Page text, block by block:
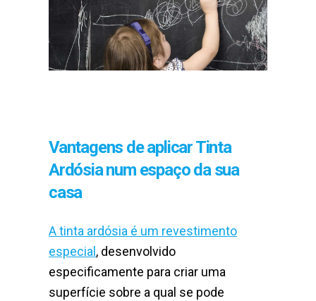
Vantagens de aplicar Tinta
Ardósia num espaço da sua
casa
A tinta ardósia é um revestimento
especial , desenvolvido
especificamente para criar uma
superfície sobre a qual se pode